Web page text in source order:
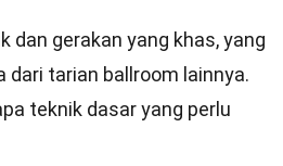
dan gerakan yang khas, yang
dari tarian ballroom lainnya.
teknik dasar yang perlu